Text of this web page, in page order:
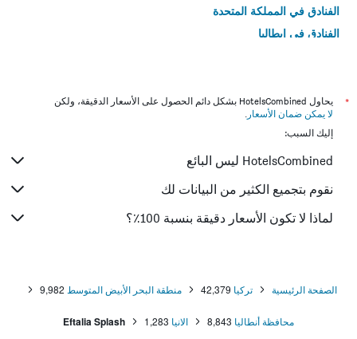
الفنادق في المملكة المتحدة
الفنادق في إيطاليا
*
يحاول HotelsCombined بشكل دائم الحصول على الأسعار الدقيقة، ولكن
لا يمكن ضمان الأسعار .
إليك السبب:
HotelsCombined ليس البائع
نقوم بتجميع الكثير من البيانات لك
لماذا لا تكون الأسعار دقيقة بنسبة 100٪؟
الصفحة الرئيسية تركيا 42,379 منطقة البحر الأبيض المتوسط 9,982
محافظة أنطاليا 8,843 الانيا 1,283
Eftalia Splash